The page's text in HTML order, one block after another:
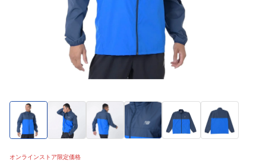
オンラインストア限定価格